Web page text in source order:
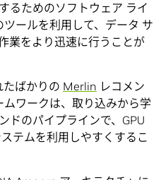
るためのソフトウェア ライ
ツールを利用して、データ サ
業をより迅速に行うことが
たばかりの Merlin レコメン
ワークは、取り込みから学
ドのパイプラインで、GPU
テムを利用しやすくするこ